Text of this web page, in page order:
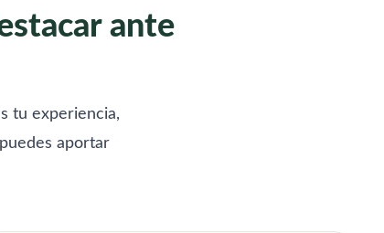
ante
tu experiencia,
aportar